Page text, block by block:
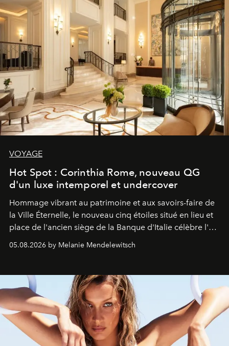
VOYAGE
Hot Spot : Corinthia Rome, nouveau QG
d'un luxe intemporel et undercover
Hommage vibrant au patrimoine et aux savoirs-faire de
la Ville Éternelle, le nouveau cinq étoiles situé en lieu et
place de l'ancien siège de la Banque d'Italie célèbre l'art
de vivre Romain dans toute son élégance intemporelle.
05.08.2026 by Melanie Mendelewitsch